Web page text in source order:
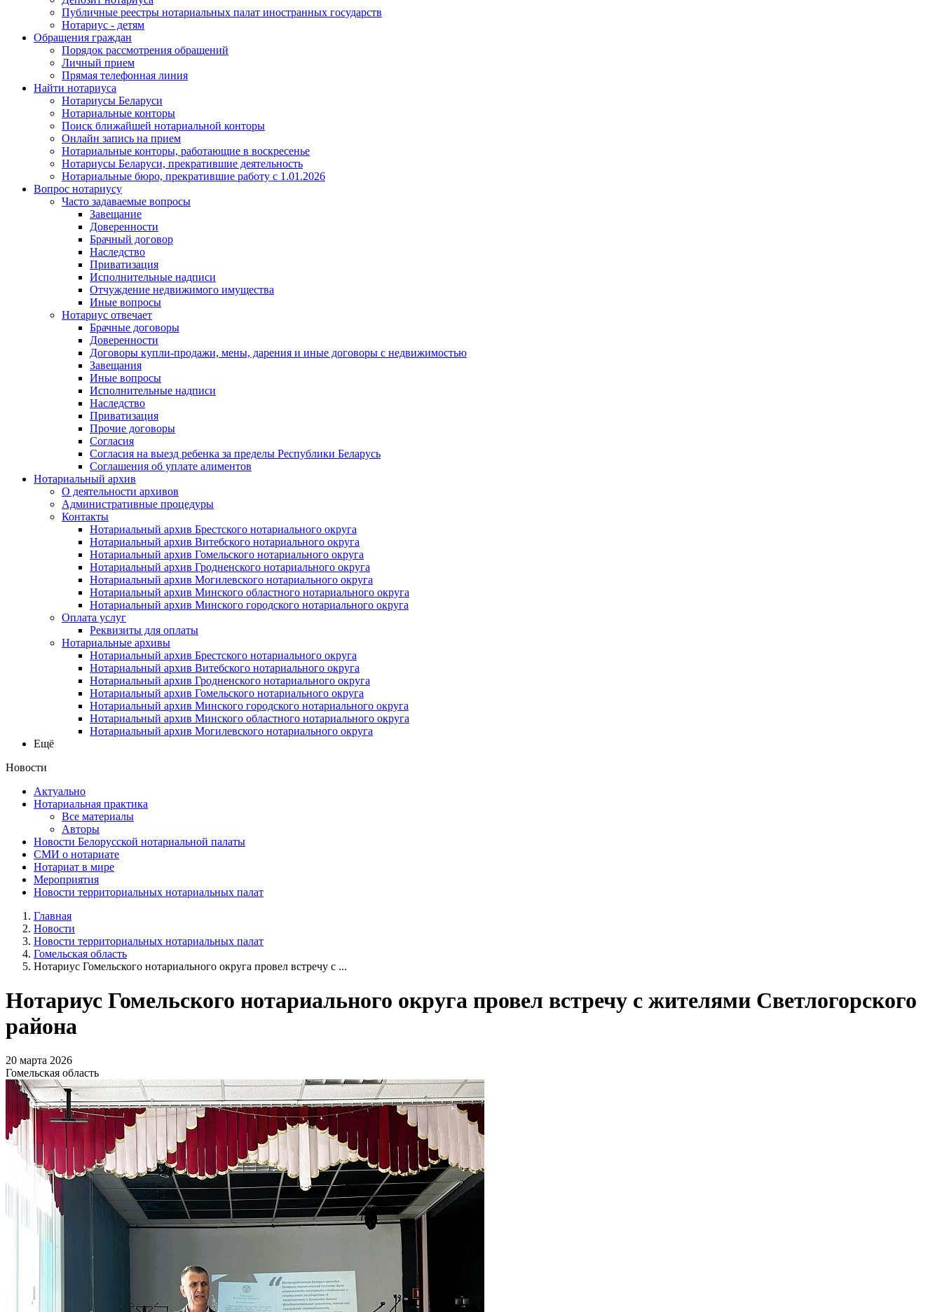
Публичные реестры нотариальных палат иностранных государств
Нотариус - детям
Обращения граждан
Порядок рассмотрения обращений
Личный прием
Прямая телефонная линия
Найти нотариуса
Нотариусы Беларуси
Нотариальные конторы
Поиск ближайшей нотариальной конторы
Онлайн запись на прием
Нотариальные конторы, работающие в воскресенье
Нотариусы Беларуси, прекратившие деятельность
Нотариальные бюро, прекратившие работу с 1.01.2026
Вопрос нотариусу
Часто задаваемые вопросы
Завещание
Доверенности
Брачный договор
Наследство
Приватизация
Исполнительные надписи
Отчуждение недвижимого имущества
Иные вопросы
Нотариус отвечает
Брачные договоры
Доверенности
Договоры купли-продажи, мены, дарения и иные договоры с недвижимостью
Завещания
Иные вопросы
Исполнительные надписи
Наследство
Приватизация
Прочие договоры
Согласия
Согласия на выезд ребенка за пределы Республики Беларусь
Соглашения об уплате алиментов
Нотариальный архив
О деятельности архивов
Административные процедуры
Контакты
Нотариальный архив Брестского нотариального округа
Нотариальный архив Витебского нотариального округа
Нотариальный архив Гомельского нотариального округа
Нотариальный архив Гродненского нотариального округа
Нотариальный архив Могилевского нотариального округа
Нотариальный архив Минского областного нотариального округа
Нотариальный архив Минского городского нотариального округа
Оплата услуг
Реквизиты для оплаты
Нотариальные архивы
Нотариальный архив Брестского нотариального округа
Нотариальный архив Витебского нотариального округа
Нотариальный архив Гродненского нотариального округа
Нотариальный архив Гомельского нотариального округа
Нотариальный архив Минского городского нотариального округа
Нотариальный архив Минского областного нотариального округа
Нотариальный архив Могилевского нотариального округа
Ещё
Новости
Актуально
Нотариальная практика
Все материалы
Авторы
Новости Белорусской нотариальной палаты
СМИ о нотариате
Нотариат в мире
Мероприятия
Новости территориальных нотариальных палат
Главная
Новости
Новости территориальных нотариальных палат
Гомельская область
Нотариус Гомельского нотариального округа провел встречу с ...
Нотариус Гомельского нотариального округа провел встречу с жителями Светлогорского
района
20 марта 2026
Гомельская область